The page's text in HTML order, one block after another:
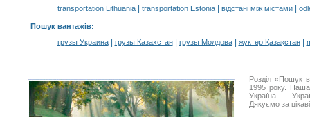
transportation Lithuania| transportation Estonia| відстані між містами|
Пошук вантажів:
грузы Украина| грузы Казахстан| грузы Молдова| жүктер Қазақстан|
Розділ «Пошук
1995 року. Наша
Україна —
Дякуємо за